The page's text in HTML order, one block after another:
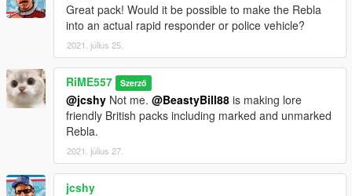
Great pack! Would it be possible to make the Rebla
into an actual rapid responder or police vehicle?
2021. július 25.
RiME557 Szerző
@jcshy Not me. @BeastyBill88 is making lore
friendly British packs including marked and unmarked
Rebla.
2021. július 27.
jcshy